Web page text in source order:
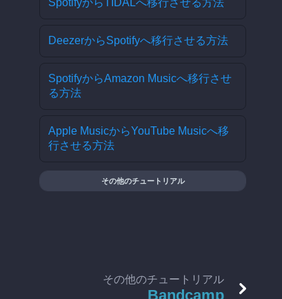
SpotifyからTIDALへ移行させる方法
DeezerからSpotifyへ移行させる方法
SpotifyからAmazon Musicへ移行させ
る方法
Apple MusicからYouTube Musicへ移
行させる方法
その他のチュートリアル
その他のチュートリアル
Bandcamp